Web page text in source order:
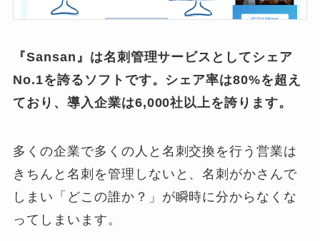
『Sansan』は名刺管理サービスとしてシェア
No.1を誇るソフトです。シェア率は80%を超え
ており、導入企業は6,000社以上を誇ります。
多くの企業で多くの人と名刺交換を行う営業は
きちんと名刺を管理しないと、名刺がかさんで
しまい「どこの誰か？」が瞬時に分からなくな
ってしまいます。